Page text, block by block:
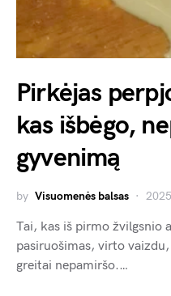
Pirkėjas
kas išbėgo,
gyvenimą
by Visuomenės balsas
Tai, kas iš pirmo žvilgsnio
pasiruošimas, virto
greitai nepamiršo.…